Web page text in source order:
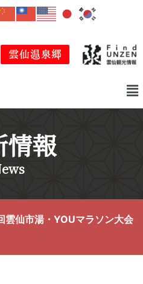
情報
雲仙市湯・YOUマラソン大会